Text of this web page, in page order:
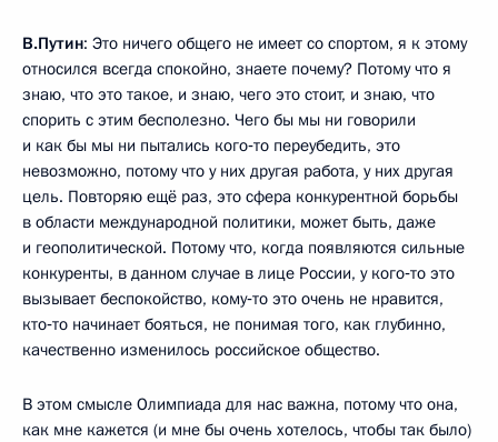
В.Путин: Это ничего общего не имеет со спортом, я к этому
относился всегда спокойно, знаете почему? Потому что я
знаю, что это такое, и знаю, чего это стоит, и знаю, что
спорить с этим бесполезно. Чего бы мы ни говорили
и как бы мы ни пытались кого‑то переубедить, это
невозможно, потому что у них другая работа, у них другая
цель. Повторяю ещё раз, это сфера конкурентной борьбы
в области международной политики, может быть, даже
и геополитической. Потому что, когда появляются сильные
конкуренты, в данном случае в лице России, у кого‑то это
вызывает беспокойство, кому‑то это очень не нравится,
кто‑то начинает бояться, не понимая того, как глубинно,
качественно изменилось российское общество.
В этом смысле Олимпиада для нас важна, потому что она,
как мне кажется (и мне бы очень хотелось, чтобы так было)